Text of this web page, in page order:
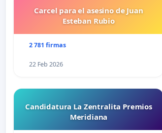
Carcel para el asesino de Juan
Esteban Rubio
2 781 firmas
22 Feb 2026
Candidatura La Zentralita Premios
Meridiana